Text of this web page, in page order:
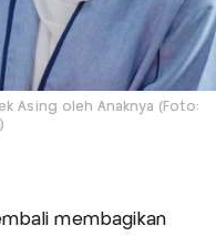
Asing oleh Anaknya (Foto:
membagikan